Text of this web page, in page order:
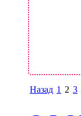
Назад 1 2 3